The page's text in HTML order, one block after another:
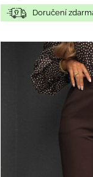
Doručení